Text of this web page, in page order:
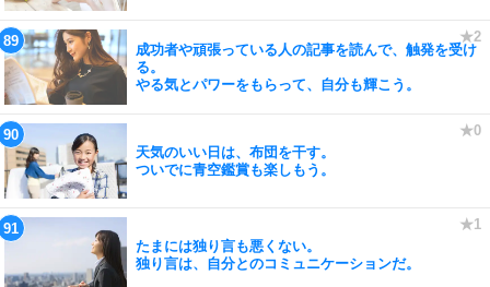
成功者や頑張っている人の記事を読んで、触発を受け
る。
やる気とパワーをもらって、自分も輝こう。
天気のいい日は、布団を干す。
ついでに青空鑑賞も楽しもう。
たまには独り言も悪くない。
独り言は、自分とのコミュニケーションだ。